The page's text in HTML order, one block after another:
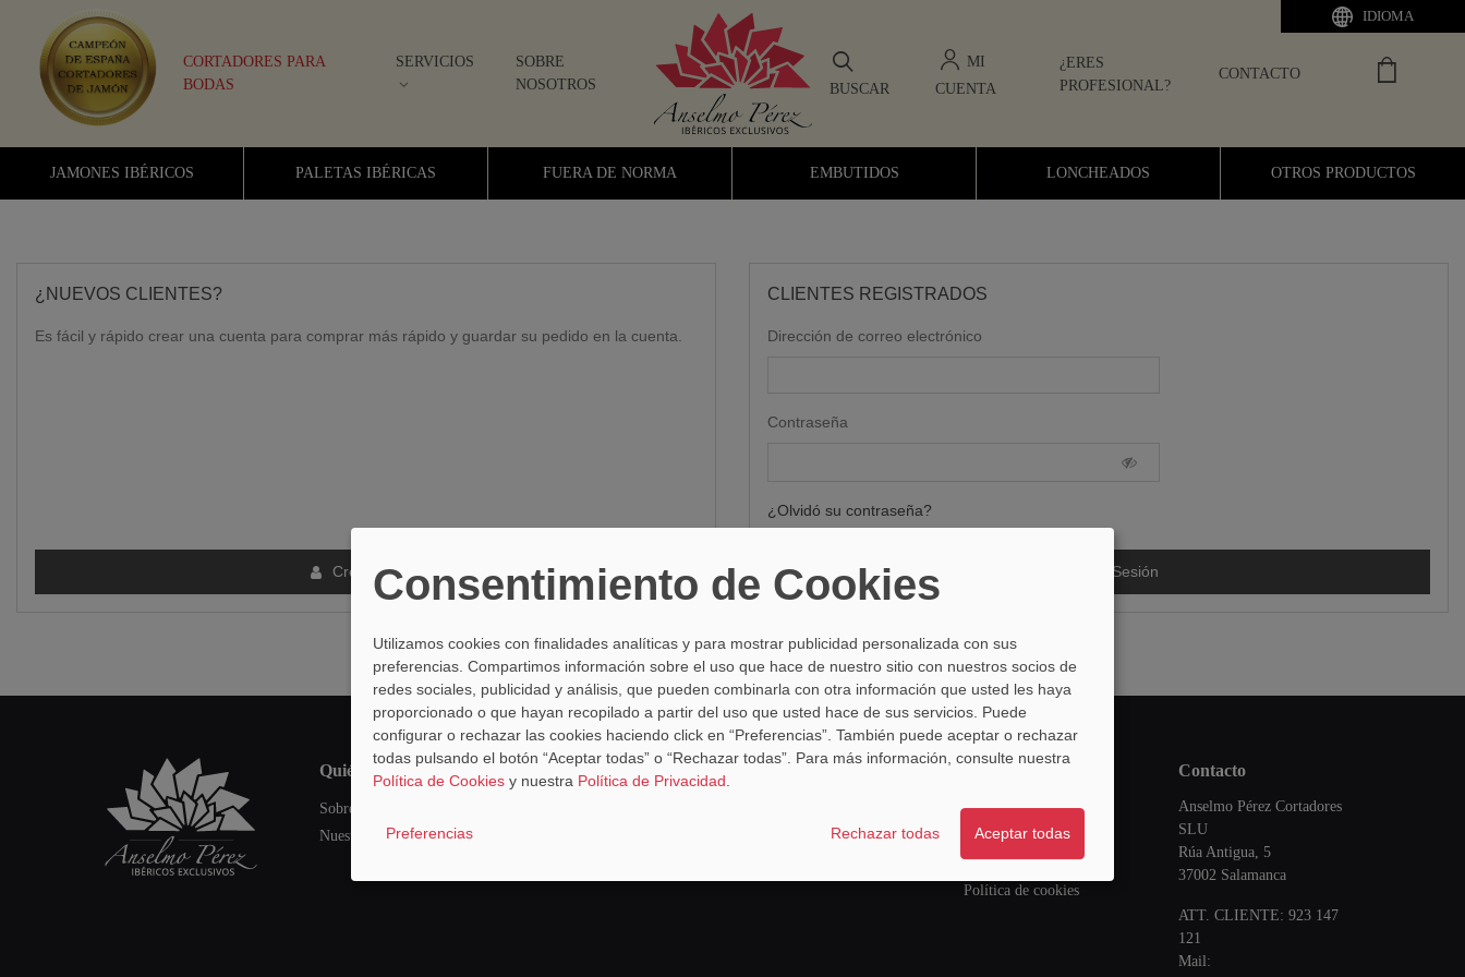
IDIOMA
CORTADORES PARA
BODAS
SERVICIOS
SOBRE
NOSOTROS
Anselmo Pérez Tienda de Jamones Ibéricos
BUSCAR
MI
CUENTA
¿ERES
PROFESIONAL?
CONTACTO
JAMONES IBÉRICOS PALETAS IBÉRICAS FUERA DE NORMA EMBUTIDOS LONCHEADOS OTROS PRODUCTOS
¿NUEVOS CLIENTES?
Es fácil y rápido crear una cuenta para comprar más rápido y guardar su pedido en la cuenta.
Crear Cuenta
CLIENTES REGISTRADOS
Dirección de correo electrónico
Contraseña
¿Olvidó su contraseña?
Iniciar Sesión
quiénes somos
Sobre nosotros
Nuestras tiendas
empleo
Preguntas frecuentes
Aviso legal
Condiciones de venta
Política de privacidad
Política de cookies
contacto
Anselmo Pérez Cortadores
SLU
Rúa Antigua, 5
37002 Salamanca
ATT. CLIENTE: 923 147
121
Mail:
Consentimiento de Cookies
Utilizamos cookies con finalidades analíticas y para mostrar publicidad personalizada con sus
preferencias. Compartimos información sobre el uso que hace de nuestro sitio con nuestros socios de
redes sociales, publicidad y análisis, que pueden combinarla con otra información que usted les haya
proporcionado o que hayan recopilado a partir del uso que usted hace de sus servicios. Puede
configurar o rechazar las cookies haciendo click en “Preferencias”. También puede aceptar o rechazar
todas pulsando el botón “Aceptar todas” o “Rechazar todas”. Para más información, consulte nuestra
Política de Cookies y nuestra Política de Privacidad
Preferencias Rechazar todas Aceptar todas